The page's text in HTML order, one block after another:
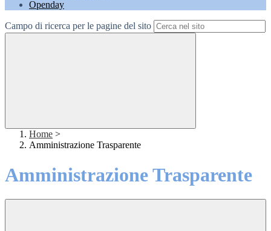
Openday
Campo di ricerca per le pagine del sito
Home >
Amministrazione Trasparente
Amministrazione Trasparente